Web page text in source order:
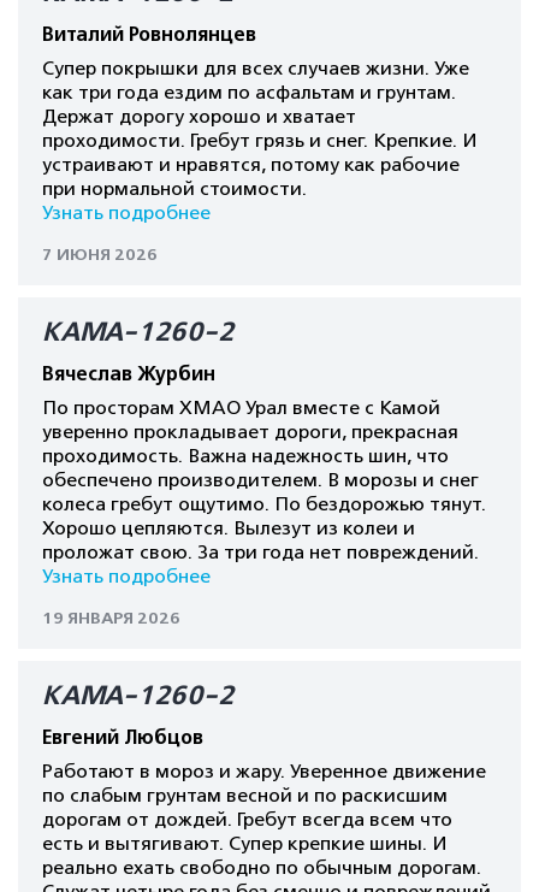
Виталий Ровнолянцев
Супер покрышки для всех случаев жизни. Уже
как три года ездим по асфальтам и грунтам.
Держат дорогу хорошо и хватает
проходимости. Гребут грязь и снег. Крепкие. И
устраивают и нравятся, потому как рабочие
при нормальной стоимости.
Узнать подробнее
7 ИЮНЯ 2026
КАМА-1260-2
Вячеслав Журбин
По просторам ХМАО Урал вместе с Камой
уверенно прокладывает дороги, прекрасная
проходимость. Важна надежность шин, что
обеспечено производителем. В морозы и снег
колеса гребут ощутимо. По бездорожью тянут.
Хорошо цепляются. Вылезут из колеи и
проложат свою. За три года нет повреждений.
Узнать подробнее
19 ЯНВАРЯ 2026
КАМА-1260-2
Евгений Любцов
Работают в мороз и жару. Уверенное движение
по слабым грунтам весной и по раскисшим
дорогам от дождей. Гребут всегда всем что
есть и вытягивают. Супер крепкие шины. И
реально ехать свободно по обычным дорогам.